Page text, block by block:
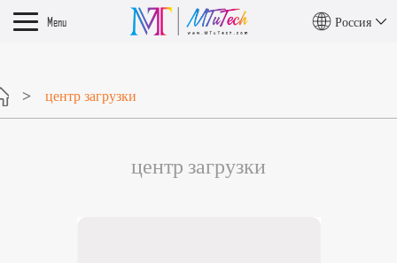
Menu Россия
центр загрузки
центр загрузки